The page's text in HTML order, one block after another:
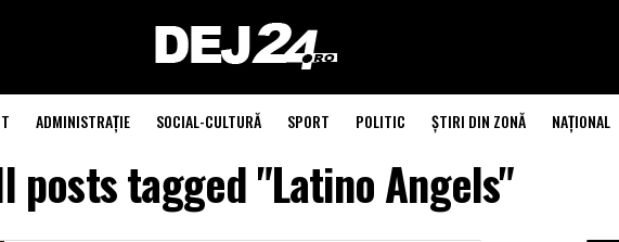
ADMINISTRAŢIE SOCIAL-CULTURĂ SPORT POLITIC ŞTIRI DIN ZONĂ NAŢIONAL
posts tagged "Latino Angels"